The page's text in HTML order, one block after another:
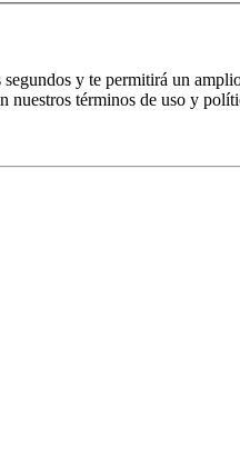
y te permitirá un
términos de uso y